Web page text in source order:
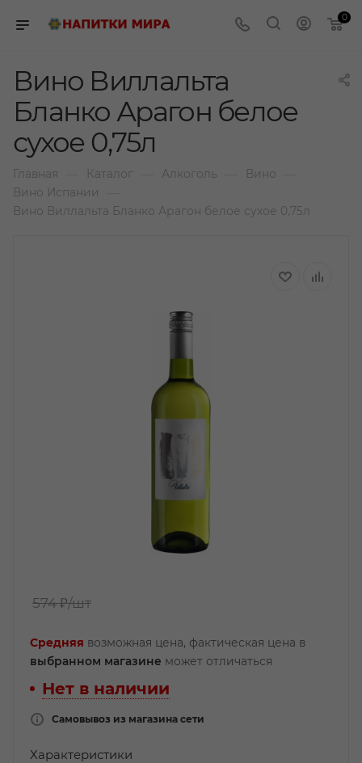
0
Вино Виллальта
Бланко Арагон белое
сухое 0,75л
Главная Каталог Алкоголь Вино
Вино Испании
Вино Виллальта Бланко Арагон белое сухое 0,75л
574 ₽/шт
Средняя возможная цена, фактическая цена в
выбранном магазине может отличаться
Нет в наличии
Самовывоз из магазина сети
Характеристики